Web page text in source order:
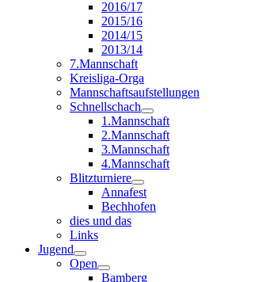
2016/17
2015/16
2014/15
2013/14
7.Mannschaft
Kreisliga-Orga
Mannschaftsaufstellungen
Schnellschach
1.Mannschaft
2.Mannschaft
3.Mannschaft
4.Mannschaft
Blitzturniere
Annafest
Bechhofen
dies und das
Links
Jugend
Open
Bamberg